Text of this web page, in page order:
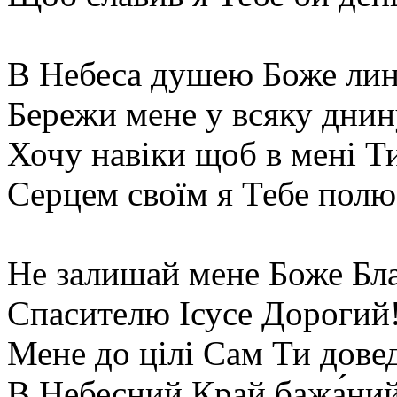
В Небеса душею Боже
Бережи мене у всяку
Хочу навіки щоб в мені
Серцем своїм я Тебе
Не залишай мене Боже
Спасителю Ісусе
Мене до цілі Сам Ти